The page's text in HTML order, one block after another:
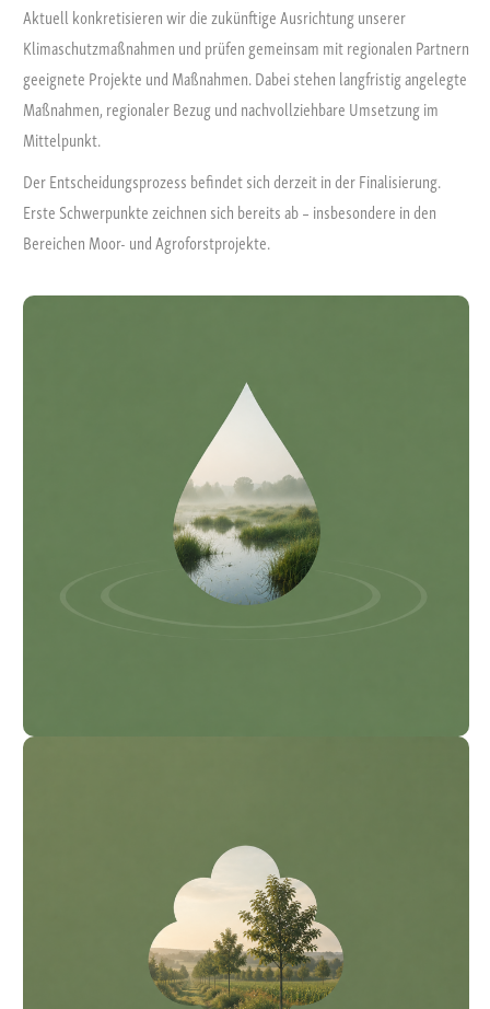
Aktuell konkretisieren wir die zukünftige Ausrichtung unserer
Klimaschutzmaßnahmen und prüfen gemeinsam mit regionalen Partnern
geeignete Projekte und Maßnahmen. Dabei stehen langfristig angelegte
Maßnahmen, regionaler Bezug und nachvollziehbare Umsetzung im
Mittelpunkt.
Der Entscheidungsprozess befindet sich derzeit in der Finalisierung.
Erste Schwerpunkte zeichnen sich bereits ab – insbesondere in den
Bereichen Moor- und Agroforstprojekte.
Moore stehen im Zusammenhang mit verschiedenen Umwelt-
und Wasserhaushaltsfunktionen. Deshalb prüfen wir aktuell
regionale Maßnahmen im Bereich Moorrenaturierung und
Wiedervernässung.
Mögliche Schwerpunkte:
– Renaturierung geeigneter Flächen
– langfristig angelegte Projekte
Gehölzstrukturen. Auch hier prüfen wir derzeit geeignete
regionale Partnerschaften und Projektansätze.
Mögliche Schwerpunkte:
– langfristig angelegte Flächennutzung